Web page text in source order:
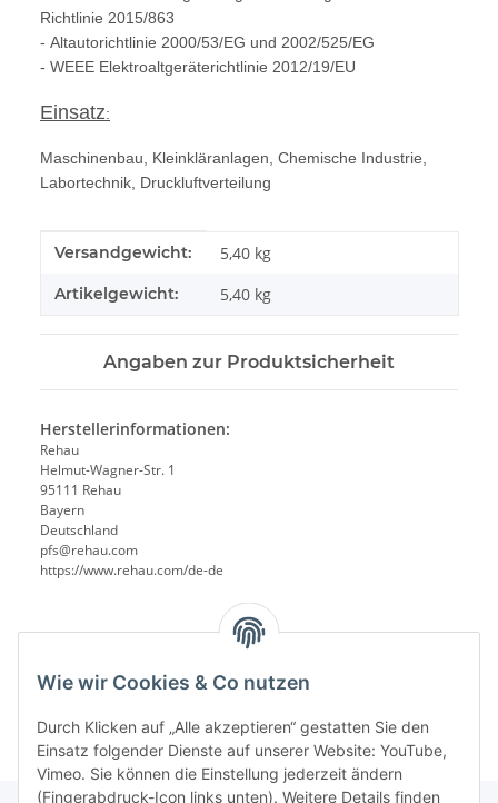
Wie wir Cookies & Co nutzen
Durch Klicken auf „Alle akzeptieren“ gestatten Sie den
Einsatz folgender Dienste auf unserer Website: YouTube,
Vimeo. Sie können die Einstellung jederzeit ändern
(Fingerabdruck-Icon links unten). Weitere Details finden
Richtlinie 2015/863
- Altautorichtlinie 2000/53/EG und 2002/525/EG
- WEEE Elektroaltgeräterichtlinie 2012/19/EU
Einsatz:
Maschinenbau, Kleinkläranlagen, Chemische Industrie,
Labortechnik, Druckluftverteilung
Produkteigenschaft
Wert
Versandgewicht: 5,40 kg
Artikelgewicht: 5,40 kg
Angaben zur Produktsicherheit
Herstellerinformationen:
Rehau
Helmut-Wagner-Str. 1
95111 Rehau
Bayern
Deutschland
pfs@rehau.com
https://www.rehau.com/de-de